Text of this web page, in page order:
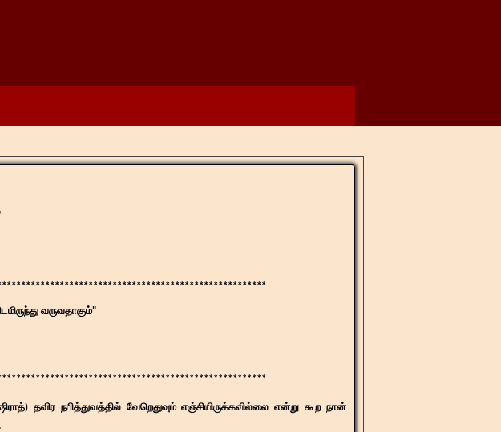
வருவதாகும்"
நபித்துவத்தில் வேறெதுவும் எஞ்சியிருக்கவில்லை என்று கூற நான்